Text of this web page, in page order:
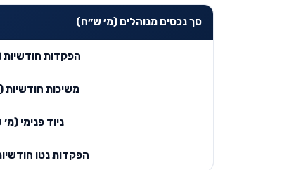
סך נכסים מנוהלים (מ׳ ש״ח)
הפקדות
משיכות חודשיות
ניוד פנימי
הפקדות נטו